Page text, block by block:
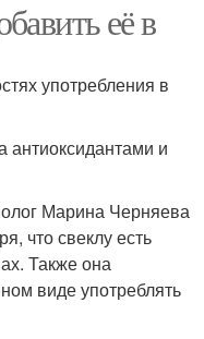
её в
употребления в
антиоксидантами и
Марина Черняева
что свеклу есть
Также она
виде употреблять